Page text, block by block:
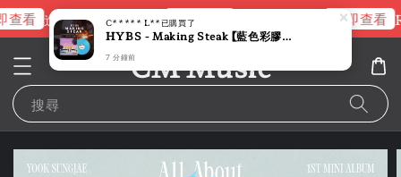
看 進擊的巨人片頭曲 立即查看 立即查看
CM Music
搜尋
C***** L**已購買了
HYBS - Making Steak 【藍色彩膠｜限定海報】 （黑膠唱片 LP）
7 分鐘前